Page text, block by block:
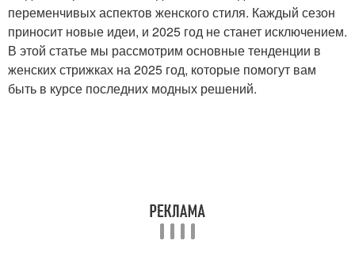
переменчивых аспектов женского стиля. Каждый сезон
приносит новые идеи, и 2025 год не станет исключением.
В этой статье мы рассмотрим основные тенденции в
женских стрижках на 2025 год, которые помогут вам
быть в курсе последних модных решений.